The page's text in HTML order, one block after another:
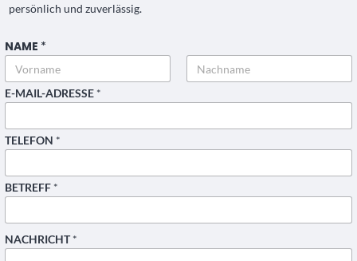
persönlich und zuverlässig.
NAME *
Vorname
*
E
M
A
-
A
R
E
S
E-MAIL-ADRESSE *
TELEFON *
BETREFF *
NACHRICHT*